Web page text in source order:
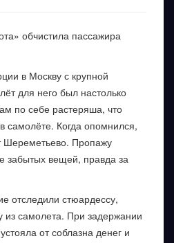
обчистила пассажира
в Москву с крупной
для него был настолько
по себе растеряша, что
самолёте. Когда опомнился,
Шереметьево. Пропажу
забытых вещей, правда за
отследили стюардессу,
из самолета. При задержании
от соблазна денег и